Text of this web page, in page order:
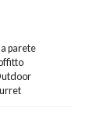
parete